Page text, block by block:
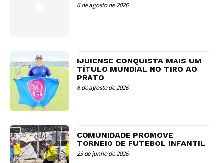
6 de agosto de 2026
IJUIENSE CONQUISTA MAIS UM
TÍTULO MUNDIAL NO TIRO AO
PRATO
6 de agosto de 2026
COMUNIDADE PROMOVE
TORNEIO DE FUTEBOL INFANTIL
23 de junho de 2026